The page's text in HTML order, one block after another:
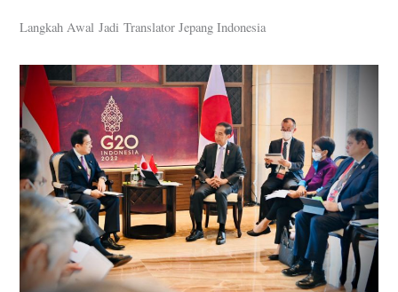
Langkah Awal Jadi Translator Jepang Indonesia